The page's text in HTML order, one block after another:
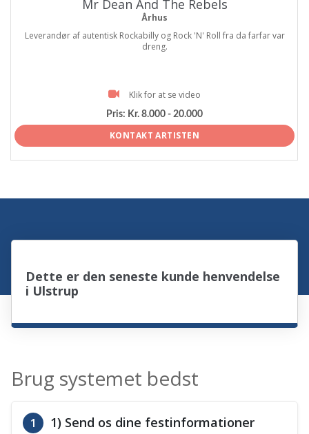
Mr Dean And The Rebels
Århus
Leverandør af autentisk Rockabilly og Rock 'N' Roll fra da farfar var
dreng.
Klik for at se video
Pris: Kr. 8.000 - 20.000
KONTAKT ARTISTEN
Dette er den seneste kunde henvendelse
i Ulstrup
Brug systemet bedst
1 1) Send os dine festinformationer